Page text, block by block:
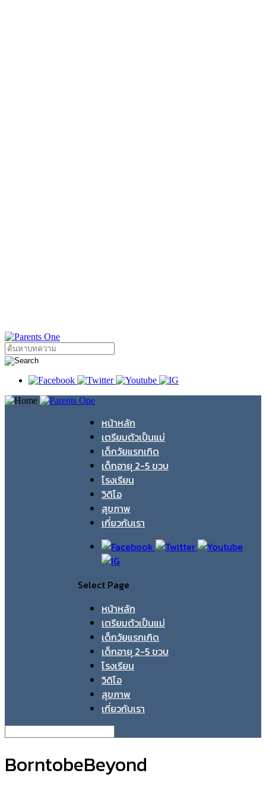
หน้าหลัก
เตรียมตัวเป็นแม่
เด็กวัยแรกเกิด
เด็กอายุ 2-5 ขวบ
โรงเรียน
วิดิโอ
สุขภาพ
เกี่ยวกับเรา
Select Page
หน้าหลัก
เตรียมตัวเป็นแม่
เด็กวัยแรกเกิด
เด็กอายุ 2-5 ขวบ
โรงเรียน
วิดิโอ
สุขภาพ
เกี่ยวกับเรา
BorntobeBeyond